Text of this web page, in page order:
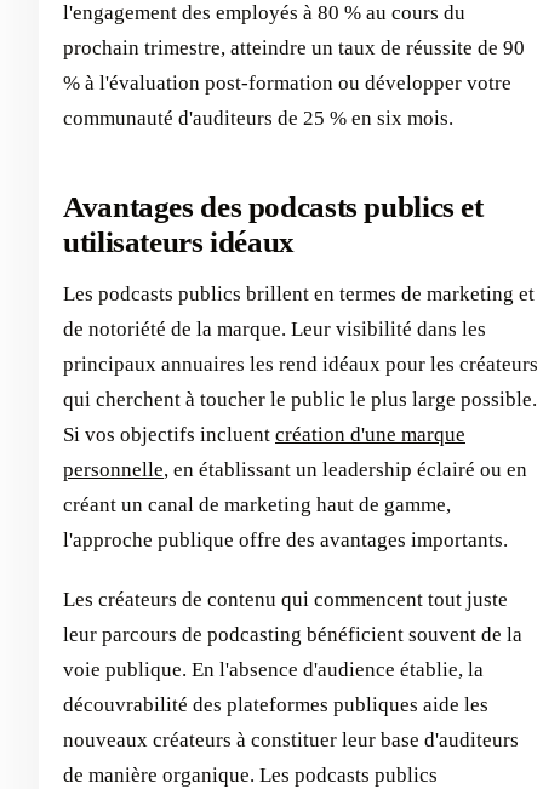
l'engagement des employés à 80 % au cours du
prochain trimestre, atteindre un taux de réussite de 90
% à l'évaluation post-formation ou développer votre
communauté d'auditeurs de 25 % en six mois.
Avantages des podcasts publics et
utilisateurs idéaux
Les podcasts publics brillent en termes de marketing et
de notoriété de la marque. Leur visibilité dans les
principaux annuaires les rend idéaux pour les créateurs
qui cherchent à toucher le public le plus large possible.
Si vos objectifs incluent création d'une marque
personnelle, en établissant un leadership éclairé ou en
créant un canal de marketing haut de gamme,
l'approche publique offre des avantages importants.
Les créateurs de contenu qui commencent tout juste
leur parcours de podcasting bénéficient souvent de la
voie publique. En l'absence d'audience établie, la
découvrabilité des plateformes publiques aide les
nouveaux créateurs à constituer leur base d'auditeurs
de manière organique. Les podcasts publics